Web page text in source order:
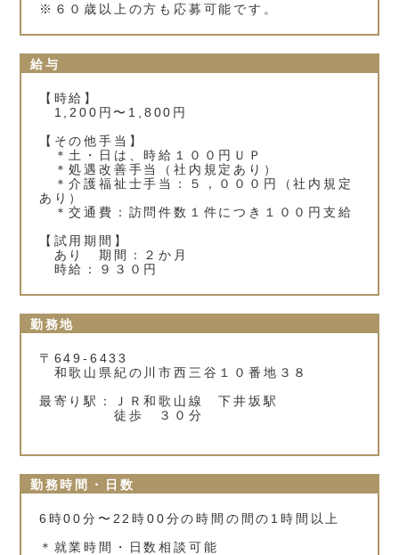
※６０歳以上の方も応募可能です。
給与
【時給】
1,200円〜1,800円
【その他手当】
＊土・日は、時給１００円ＵＰ
＊処遇改善手当（社内規定あり）
＊介護福祉士手当：５，０００円（社内規定
あり）
＊交通費：訪問件数１件につき１００円支給
【試用期間】
あり 期間：２か月
時給：９３０円
勤務地
〒649-6433
和歌山県紀の川市西三谷１０番地３８
最寄り駅：ＪＲ和歌山線 下井坂駅
徒歩 ３０分
勤務時間・日数
6時00分〜22時00分の時間の間の1時間以上
＊就業時間・日数相談可能